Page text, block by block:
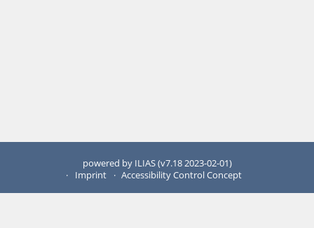
powered by ILIAS (v7.18 2023-02-01)
Imprint
Accessibility Control Concept